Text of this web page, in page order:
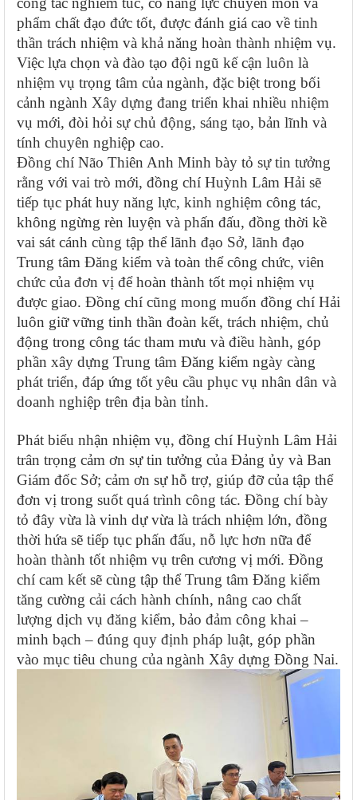
phẩm chất đạo đức tốt, được đánh giá cao về tinh
thần trách nhiệm và khả năng hoàn thành nhiệm vụ.
Việc lựa chọn và đào tạo đội ngũ kế cận luôn là
nhiệm vụ trọng tâm của ngành, đặc biệt trong bối
cảnh ngành Xây dựng đang triển khai nhiều nhiệm
vụ mới, đòi hỏi sự chủ động, sáng tạo, bản lĩnh và
tính chuyên nghiệp cao.
Đồng chí Não Thiên Anh Minh bày tỏ sự tin tưởng
rằng với vai trò mới, đồng chí Huỳnh Lâm Hải sẽ
tiếp tục phát huy năng lực, kinh nghiệm công tác,
không ngừng rèn luyện và phấn đấu, đồng thời kề
vai sát cánh cùng tập thể lãnh đạo Sở, lãnh đạo
Trung tâm Đăng kiểm và toàn thể công chức, viên
chức của đơn vị để hoàn thành tốt mọi nhiệm vụ
được giao. Đồng chí cũng mong muốn đồng chí Hải
luôn giữ vững tinh thần đoàn kết, trách nhiệm, chủ
động trong công tác tham mưu và điều hành, góp
phần xây dựng Trung tâm Đăng kiểm ngày càng
phát triển, đáp ứng tốt yêu cầu phục vụ nhân dân và
doanh nghiệp trên địa bàn tỉnh.
Phát biểu nhận nhiệm vụ, đồng chí Huỳnh Lâm Hải
trân trọng cảm ơn sự tin tưởng của Đảng ủy và Ban
Giám đốc Sở; cảm ơn sự hỗ trợ, giúp đỡ của tập thể
đơn vị trong suốt quá trình công tác. Đồng chí bày
tỏ đây vừa là vinh dự vừa là trách nhiệm lớn, đồng
thời hứa sẽ tiếp tục phấn đấu, nỗ lực hơn nữa để
hoàn thành tốt nhiệm vụ trên cương vị mới. Đồng
chí cam kết sẽ cùng tập thể Trung tâm Đăng kiểm
tăng cường cải cách hành chính, nâng cao chất
lượng dịch vụ đăng kiểm, bảo đảm công khai –
minh bạch – đúng quy định pháp luật, góp phần
vào mục tiêu chung của ngành Xây dựng Đồng Nai.